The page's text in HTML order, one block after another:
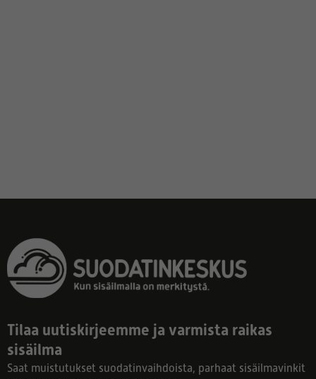
Tilaa uutiskirjeemme ja varmista raikas
sisäilma
Saat muistutukset suodatinvaihdoista, parhaat sisäilmavinkit